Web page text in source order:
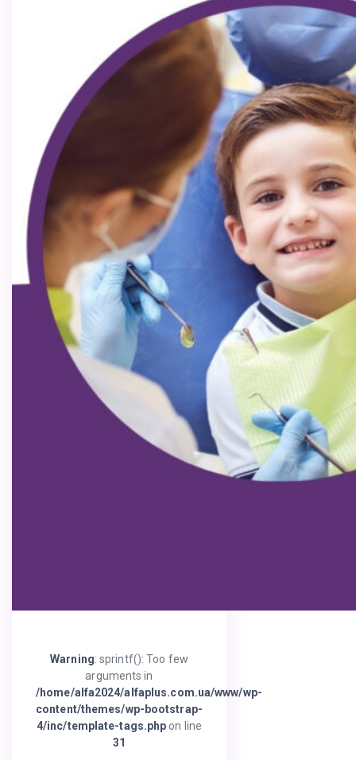
Warning: sprintf(): Too few
arguments in
/home/alfa2024/alfaplus.com.ua/www/wp-
content/themes/wp-bootstrap-
4/inc/template-tags.php on line
31